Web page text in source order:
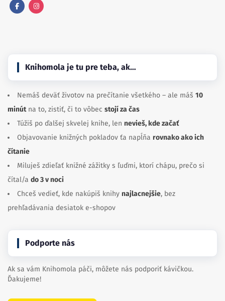
Knihomola je tu pre teba, ak…
Nemáš deväť životov na prečítanie všetkého – ale máš 10
minútna to, zistiť, či to vôbec stojí za čas
Túžiš po ďalšej skvelej knihe, len nevieš, kde začať
Objavovanie knižných pokladov ťa napĺňa rovnako ako ich
čítanie
Miluješ zdieľať knižné zážitky s ľuďmi, ktorí chápu, prečo si
čítal/a do 3 v noci
Chceš vedieť, kde nakúpiš knihy najlacnejšie, bez
prehľadávania desiatok e-shopov
Podporte nás
Ak sa vám Knihomola páči, môžete nás podporiť kávičkou.
Ďakujeme!